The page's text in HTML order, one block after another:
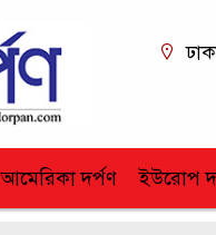
আমেরিকা দর্পণ ইউরোপ